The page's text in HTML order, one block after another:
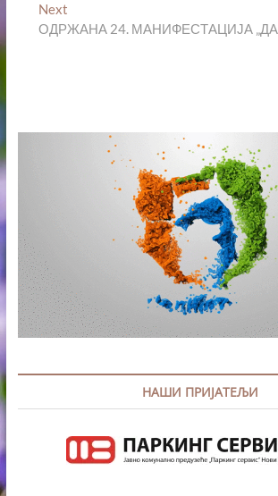
Next
post:
ОДРЖАНА 24. МАНИФЕСТАЦИЈА
НАШИ ПРИЈАТЕЉИ